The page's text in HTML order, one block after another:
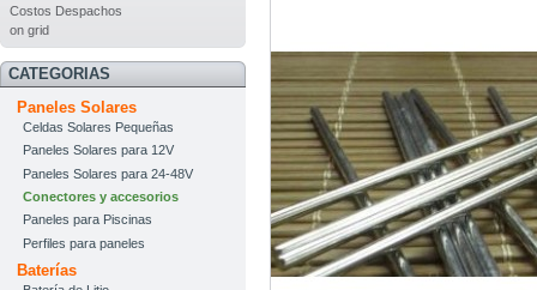
Costos Despachos
on grid
CATEGORIAS
Paneles Solares
Celdas Solares Pequeñas
Paneles Solares para 12V
Paneles Solares para 24-48V
Conectores y accesorios
Paneles para Piscinas
Perfiles para paneles
Baterías